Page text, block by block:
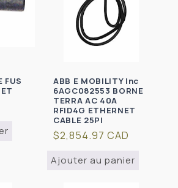
FUS
ABB E MOBILITY Inc
6AGC082553 BORNE
TERRA AC 40A
RFID4G ETHERNET
CABLE 25PI
Prix
$2,854.97 CAD
Ajouter au panier